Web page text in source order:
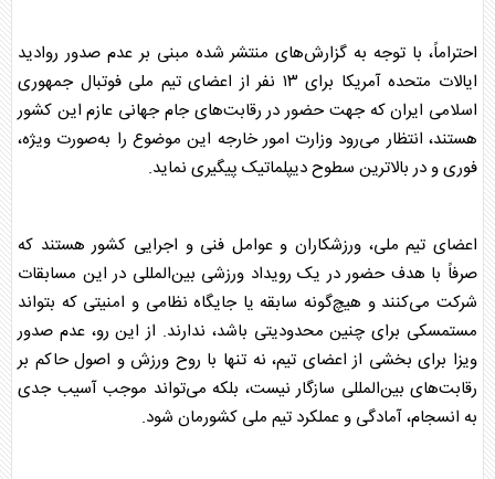
احتراماً، با توجه به گزارش‌های منتشر شده مبنی بر عدم صدور روادید
ایالات متحده آمریکا برای ۱۳ نفر از اعضای تیم ملی فوتبال جمهوری
اسلامی ایران که جهت حضور در رقابت‌های جام جهانی عازم این کشور
هستند، انتظار می‌رود وزارت امور خارجه این موضوع را به‌صورت ویژه،
فوری و در بالاترین سطوح دیپلماتیک پیگیری نماید.
اعضای تیم ملی، ورزشکاران و عوامل فنی و اجرایی کشور هستند که
صرفاً با هدف حضور در یک رویداد ورزشی بین‌المللی در این مسابقات
شرکت می‌کنند و هیچ‌گونه سابقه یا جایگاه نظامی و امنیتی که بتواند
مستمسکی برای چنین محدودیتی باشد، ندارند. از این رو، عدم صدور
ویزا برای بخشی از اعضای تیم، نه تنها با روح ورزش و اصول حاکم بر
رقابت‌های بین‌المللی سازگار نیست، بلکه می‌تواند موجب آسیب جدی
به انسجام، آمادگی و عملکرد تیم ملی کشورمان شود.